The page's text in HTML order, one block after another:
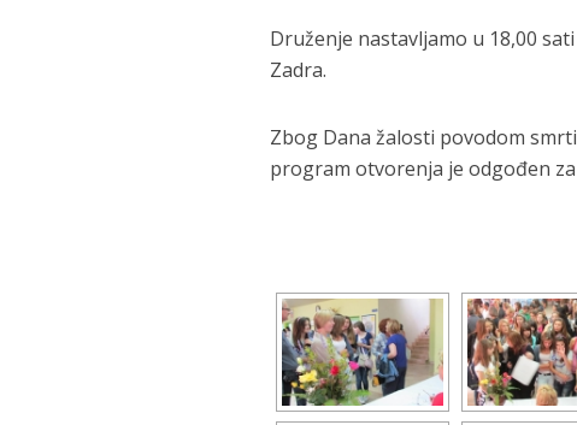
Druženje nastavljamo u 18,00
Zadra.
Zbog Dana žalosti povodom
program otvorenja je odgođen